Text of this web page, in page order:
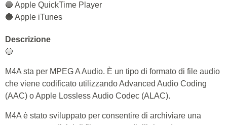
🔵 Apple QuickTime Player
🔵 Apple iTunes
Descrizione
🔵
M4A sta per MPEG A Audio. È un tipo di formato di file audio
che viene codificato utilizzando Advanced Audio Coding
(AAC) o Apple Lossless Audio Codec (ALAC).
M4A è stato sviluppato per consentire di archiviare una